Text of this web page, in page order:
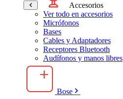
Accesorios
Ver todo en accesorios
Micrófonos
Bases
Cables y Adaptadores
Receptores Bluetooth
Audífonos y manos libres
Bose